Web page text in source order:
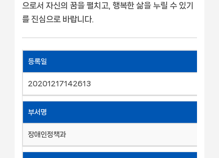
으로서 자신의 꿈을 펼치고, 행복한 삶을 누릴 수 있기
를 진심으로 바랍니다.
등록일
20201217142613
부서명
장애인정책과